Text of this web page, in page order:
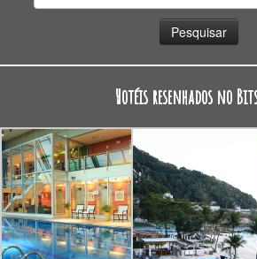
Hotéis resenhados no